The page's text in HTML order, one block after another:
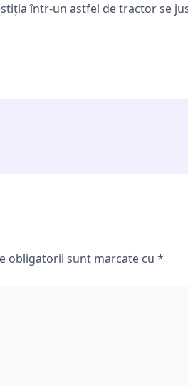
într-un astfel de tractor se
obligatorii sunt marcate cu *